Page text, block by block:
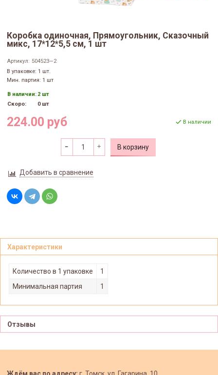
Коробка одиночная, Прямоугольник, Сказочный
микс, 17*12*5,5 см, 1 шт
Артикул: 504523—2
В упаковке: 1 шт.
Мин. партия: 1 шт
В наличии: 2 шт
Скоро:
0 шт
224.00 руб В наличии
В корзину
Добавить в сравнение
Характеристики
Количество в 1 упаковке
1
Минимальная партия
1
Отзывы